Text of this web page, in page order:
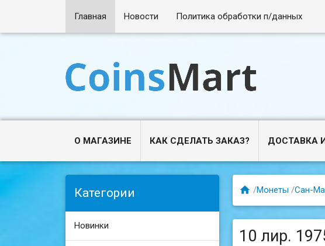
Главная Новости Политика обработки п/данных
О МАГАЗИНЕ КАК СДЕЛАТЬ ЗАКАЗ? ДОСТАВКА
Категории
Новинки
 /Монеты /Сан-
10 лир.